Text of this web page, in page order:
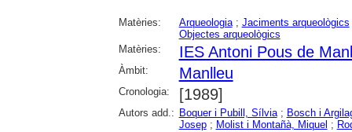
Matèries: Arqueologia; Jaciments arqueològics
Objectes arqueològics
Matèries:
IES Antoni Pous de
Àmbit: Manlleu
Cronologia: [1989]
Autors add.: Boquer i Pubill, Sílvia; Bosch i
Josep; Molist i Montañà, Miquel ;